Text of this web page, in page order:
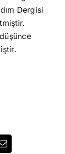
Dergisi